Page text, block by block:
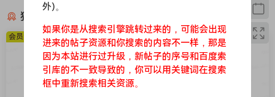
猜你喜欢
会员免费 会员免费
外)。
如果你是从搜索引擎跳转过来的，可能会出现
进来的帖子资源和你搜索的内容不一样，那是
因为本站进行过升级，新帖子的序号和百度索
引库的不一致导致的，你可以用关键词在搜索
框中重新搜索相关资源。